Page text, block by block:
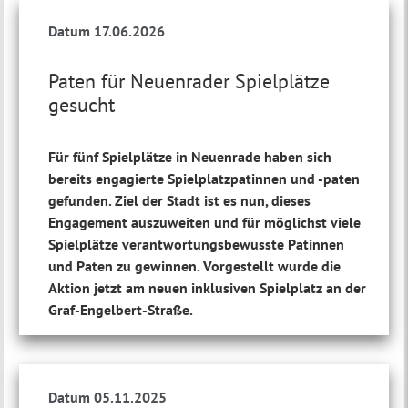
Paten für Neuenrader Spielplätze
gesucht
Datum 17.06.2026
Für fünf Spielplätze in Neuenrade haben sich
bereits engagierte Spielplatzpatinnen und -paten
gefunden. Ziel der Stadt ist es nun, dieses
Engagement auszuweiten und für möglichst viele
Spielplätze verantwortungsbewusste Patinnen
und Paten zu gewinnen. Vorgestellt wurde die
Aktion jetzt am neuen inklusiven Spielplatz an der
Graf-Engelbert-Straße.
Datum 05.11.2025